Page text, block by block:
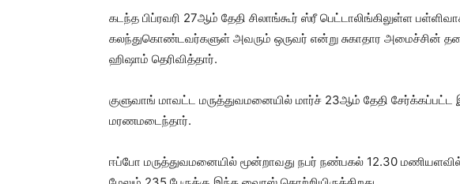
கடந்த பிப்ரவரி 27ஆம் தேதி சிலாங்கூர் ஸ்ரீ பெட்டாலிங்கிலுள்ள
கலந்துகொண்டவர்களுள் அவரும் ஒருவர் என்று சுகாதார அமைச்சின்
ஹிஷாம் தெரிவித்தார்.
குளுவாங் மாவட்ட மருத்துவமனையில் மார்ச் 23ஆம் தேதி
மரணமடைந்தார்.
ஈப்போ மருத்துவமனையில் மூன்றாவது நபர் நண்பகல் 12.30 மணியளவில்